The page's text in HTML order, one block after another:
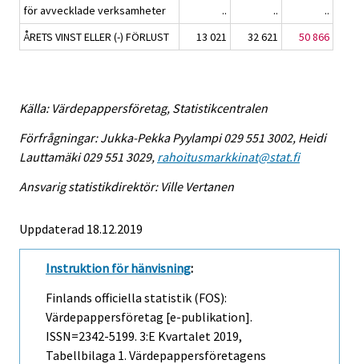
för avvecklade verksamheter
.. ..
..
ÅRETS VINST ELLER (-) FÖRLUST
13 021 32 621 50 866
Källa: Värdepappersföretag, Statistikcentralen
Förfrågningar: Jukka-Pekka Pyylampi 029 551 3002, Heidi
Lauttamäki 029 551 3029, rahoitusmarkkinat@stat.fi
Ansvarig statistikdirektör: Ville Vertanen
Uppdaterad 18.12.2019
Instruktion för hänvisning:
Finlands officiella statistik (FOS):
Värdepappersföretag [e-publikation].
ISSN=2342-5199. 3:e Kvartalet 2019,
Tabellbilaga 1. Värdepappersföretagens